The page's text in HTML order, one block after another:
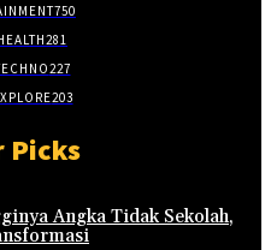
750
281
227
203
Picks
Angka Tidak Sekolah,